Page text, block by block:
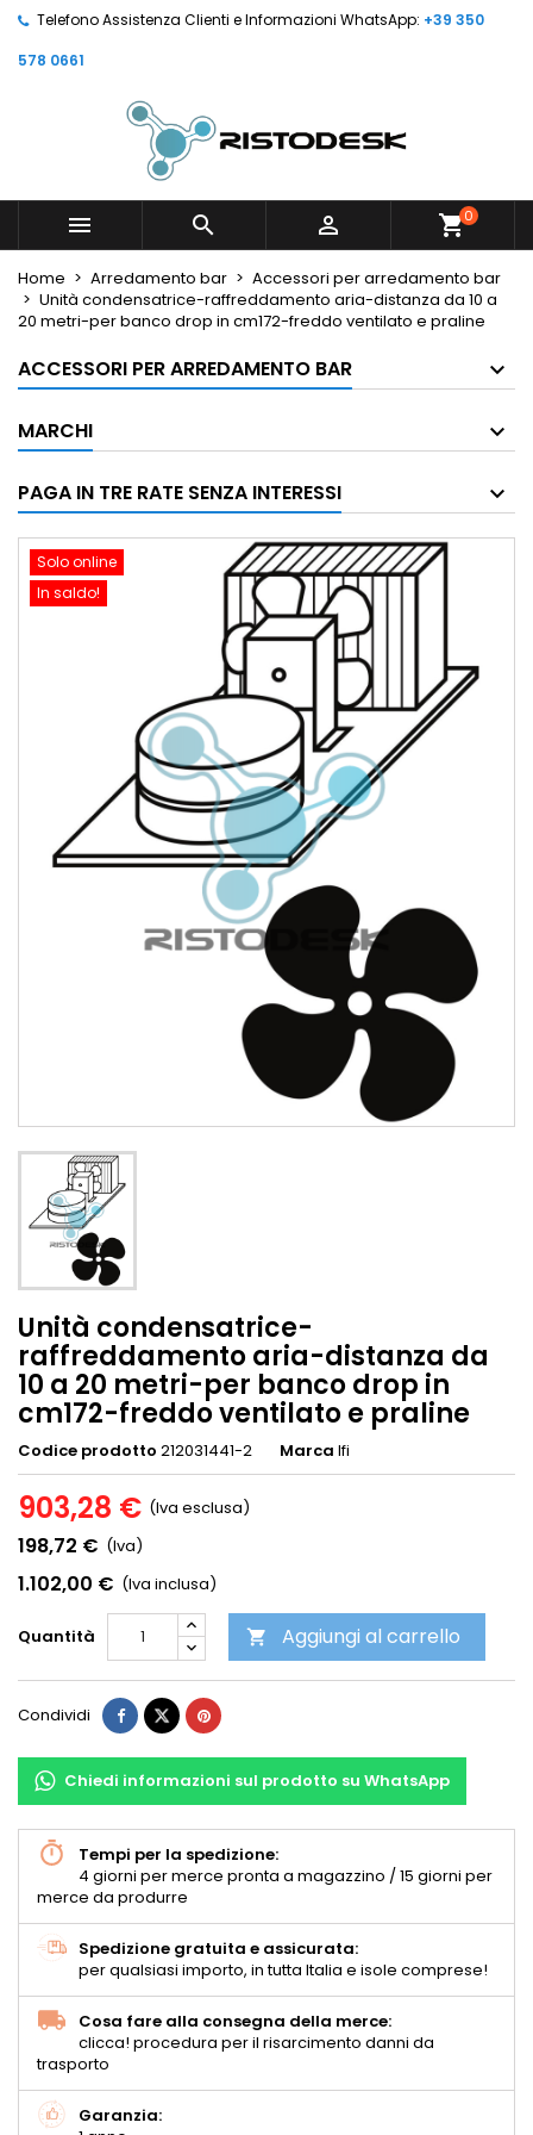
Telefono Assistenza Clienti e Informazioni WhatsApp: +39 350
578 0661
   shopping_cart0
Home Arredamento bar
Accessori per arredamento bar
Unità condensatrice-raffreddamento aria-distanza da 10 a
20 metri-per banco drop in cm172-freddo ventilato e praline
ACCESSORI PER ARREDAMENTO BAR
MARCHI
PAGA IN TRE RATE SENZA INTERESSI
Solo online
In saldo!
Unità condensatrice-
raffreddamento aria-distanza da
10 a 20 metri-per banco drop in
cm172-freddo ventilato e praline
Codice prodotto 212031441-2 Marca Ifi
903,28 € (Iva esclusa)
198,72 € (Iva)
1.102,00 € (Iva inclusa)
Quantità  Aggiungi al carrello
Condividi
Chiedi informazioni sul prodotto su WhatsApp
Tempi per la spedizione:
4 giorni per merce pronta a magazzino / 15 giorni per
merce da produrre
Spedizione gratuita e assicurata:
per qualsiasi importo, in tutta Italia e isole comprese!
Cosa fare alla consegna della merce:
clicca! procedura per il risarcimento danni da
trasporto
Garanzia: